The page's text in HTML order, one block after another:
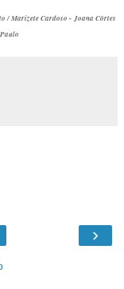
/ Marizete Cardoso - Joana Côrtes
›